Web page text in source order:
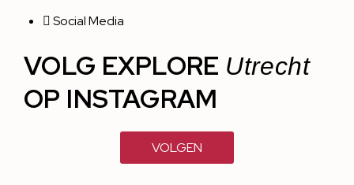
Social Media
VOLG EXPLORE Utrecht
OP INSTAGRAM
VOLGEN